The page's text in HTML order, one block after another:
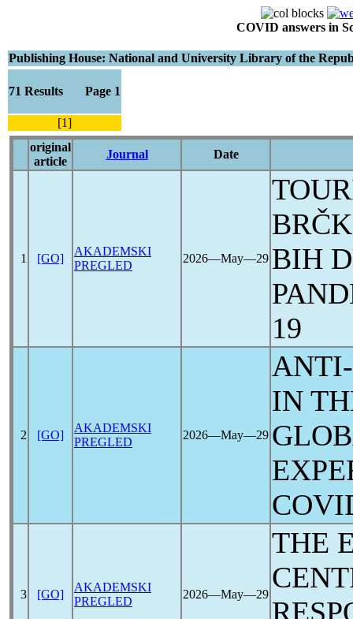
COVID answers in
Publishing House: National and University Library of the
71 Results Page 1
[1]
original
article
Journal Date
1 [GO]
AKADEMSKI
PREGLED
2026―May―29 BIH
19
2 [GO]
AKADEMSKI
PREGLED
2026―May―29
IN
3 [GO]
AKADEMSKI
PREGLED
2026―May―29
THE